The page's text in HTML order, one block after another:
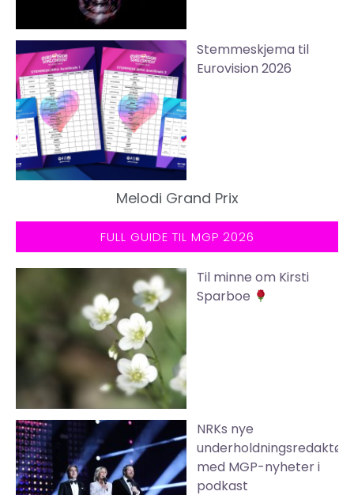
Stemmeskjema til
Eurovision 2026
Melodi Grand Prix
FULL GUIDE TIL MGP 2026
Til minne om Kirsti
Sparboe
NRKs nye
underholdningsredaktør
med MGP-nyheter i
podkast